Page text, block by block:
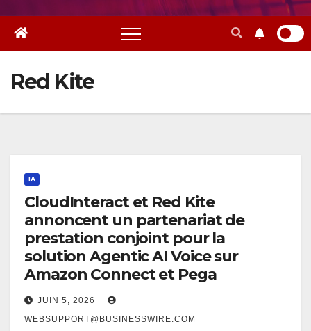
Red Kite
IA
CloudInteract et Red Kite
annoncent un partenariat de
prestation conjoint pour la
solution Agentic AI Voice sur
Amazon Connect et Pega
JUIN 5, 2026
WEBSUPPORT@BUSINESSWIRE.COM